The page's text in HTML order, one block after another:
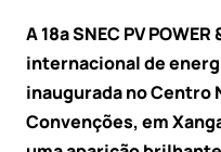
A 18ª SNEC PV
internacional de
inaugurada no Centro
Convenções, em